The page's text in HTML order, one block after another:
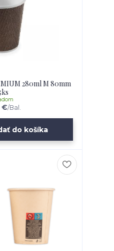
280ml M 80mm
€/Bal.
do košíka